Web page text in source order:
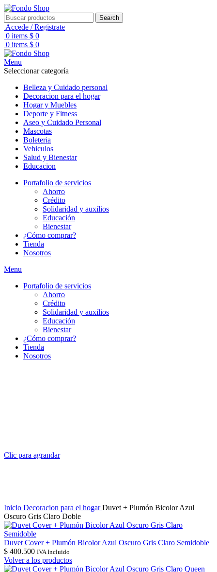
Search
Accede / Registrate
0 items $ 0
0 items $ 0
Menu
Seleccionar categoría
Belleza y Cuidado personal
Decoracion para el hogar
Hogar y Muebles
Deporte y Fitness
Aseo y Cuidado Personal
Mascotas
Boleteria
Vehiculos
Salud y Bienestar
Educacion
Portafolio de servicios
Ahorro
Crédito
Solidaridad y auxilios
Educación
Bienestar
¿Cómo comprar?
Tienda
Nosotros
Menu
Portafolio de servicios
Ahorro
Crédito
Solidaridad y auxilios
Educación
Bienestar
¿Cómo comprar?
Tienda
Nosotros
Clic para agrandar
Inicio Decoracion para el hogarDuvet + Plumón Bicolor Azul
Oscuro Gris Claro Doble
Duvet Cover + Plumón Bicolor Azul Oscuro Gris Claro Semidoble
$ 400.500 IVA Incluido
Volver a los productos